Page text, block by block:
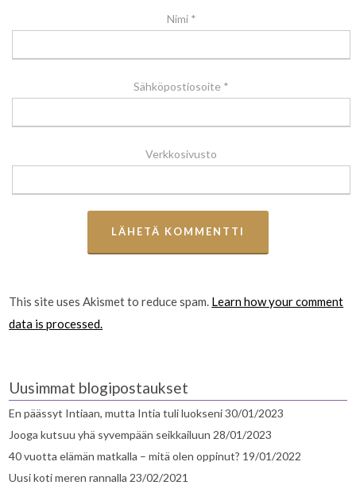
Nimi *
Sähköpostiosoite *
Verkkosivusto
This site uses Akismet to reduce spam. Learn how your comment
data is processed.
Uusimmat blogipostaukset
En päässyt Intiaan, mutta Intia tuli luokseni30/01/2023
Jooga kutsuu yhä syvempään seikkailuun 28/01/2023
40 vuotta elämän matkalla – mitä olen oppinut? 19/01/2022
Uusi koti meren rannalla 23/02/2021